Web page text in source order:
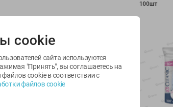
100шт
cookie
сайта используются
"Принять", вы соглашаетесь на
cookie в соответствии с
файлов cookie